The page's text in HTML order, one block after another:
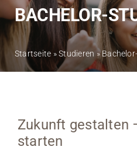
Kooperieren
Hochschule Coburg
Regionalentwicklung
Informationen für …
BACHELOR-
Startseite »Studieren »
Zukunft gestalten
starten